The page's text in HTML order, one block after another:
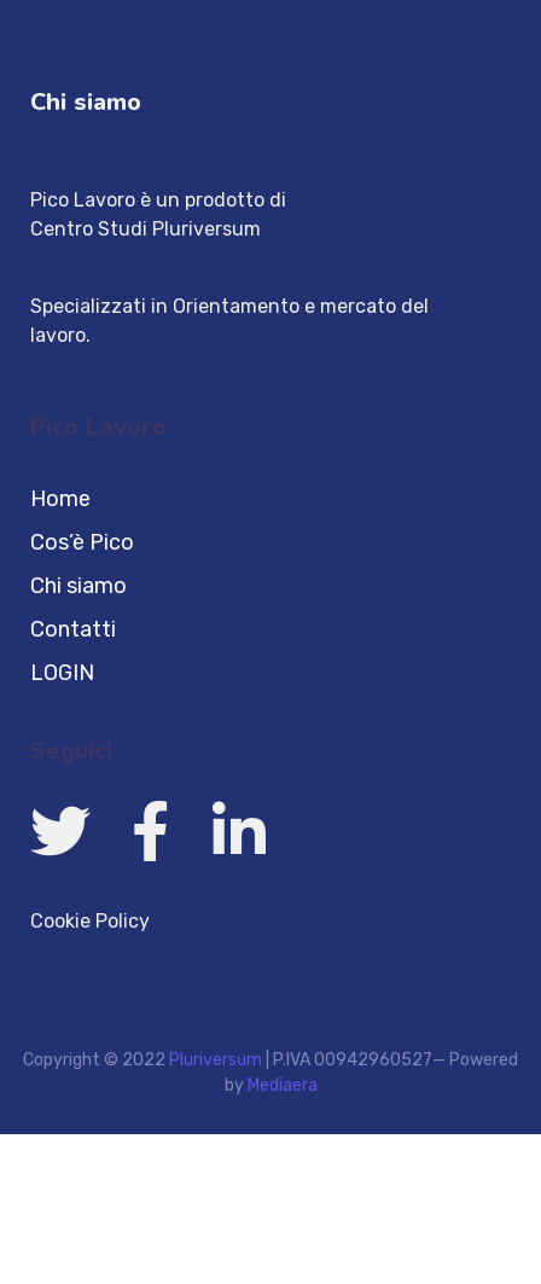
Chi siamo
Pico Lavoro è un prodotto di
Centro Studi Pluriversum
Specializzati in Orientamento e mercato del
lavoro.
Pico Lavoro
Home
Cos’è Pico
Chi siamo
Contatti
LOGIN
Seguici
Cookie Policy
Copyright © 2022 Pluriversum | P.IVA 00942960527— Powered
by Mediaera